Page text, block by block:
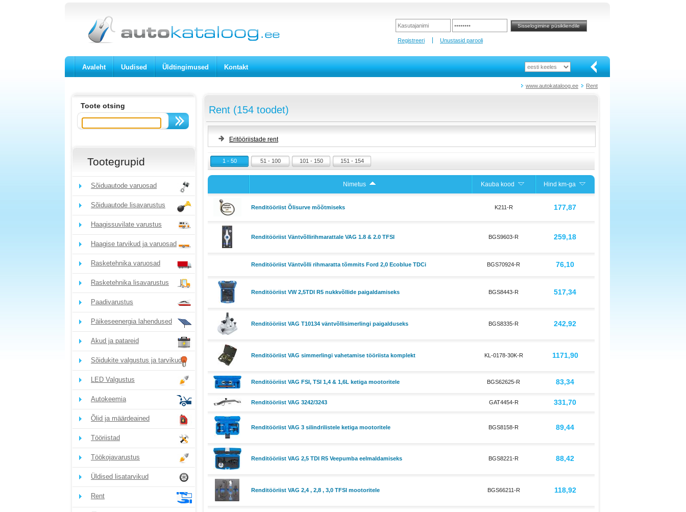
Registreeri Unustasid parooli
Avaleht Uudised Üldtingimused Kontakt
www.autokataloog.ee Rent
Toote otsing
Tootegrupid
Sõiduautode varuosad
Sõiduautode lisavarustus
Haagissuvilate varustus
Haagise tarvikud ja varuosad
Rasketehnika varuosad
Rasketehnika lisavarustus
Paadivarustus
Päikeseenergia lahendused
Akud ja patareid
Sõidukite valgustus ja tarvikud
LED Valgustus
Autokeemia
Õlid ja määrdeained
Tööriistad
Töökojavarustus
Üldised lisatarvikud
Rent
Rent (154 toodet)
Eritööriistade rent
1 - 50 51 - 100 101 - 150 151 - 154
Nimetus Kauba kood Hind km-ga
Renditööriist Õlisurve mõõtmiseks K211-R 177,87
Renditööriist Väntvõllirihmarattale VAG 1.8 & 2.0 TFSI BGS9603-R 259,18
Renditööriist Väntvõlli rihmaratta tõmmits Ford 2,0 Ecoblue TDCi BGS70924-R 76,10
Renditööriist VW 2,5TDI R5 nukkvõllide paigaldamiseks BGS8443-R 517,34
Renditööriist VAG T10134 väntvõllisimerlingi paigalduseks BGS8335-R 242,92
Renditööriist VAG simmerlingi vahetamise tööriista komplekt KL-0178-30K-R 1171,90
Renditööriist VAG FSI, TSI 1,4 & 1,6L ketiga mootoritele BGS62625-R 83,34
Renditööriist VAG 3242/3243 GAT4454-R 331,70
Renditööriist VAG 3 silindrilistele ketiga mootoritele BGS8158-R 89,44
Renditööriist VAG 2,5 TDI R5 Veepumba eelmaldamiseks BGS8221-R 88,42
Renditööriist VAG 2,4 , 2,8 , 3,0 TFSI mootoritele BGS66211-R 118,92